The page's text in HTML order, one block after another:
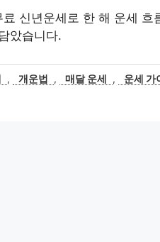
신년운세로 한 해 운세
았습니다.
, 개운법 , 매달 운세 , 운세 가